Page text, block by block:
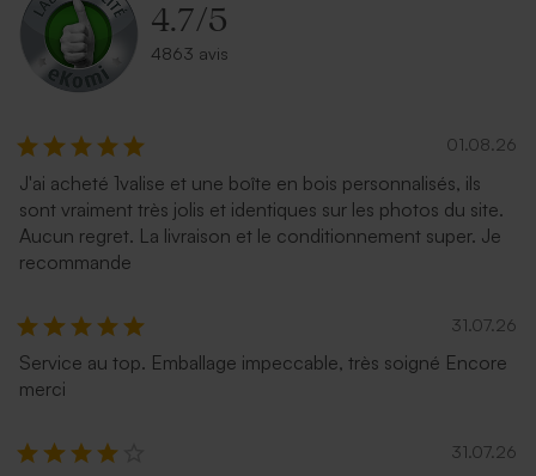
4.7/5
4863 avis
01.08.26
J'ai acheté 1valise et une boîte en bois personnalisés, ils
sont vraiment très jolis et identiques sur les photos du site.
Aucun regret. La livraison et le conditionnement super. Je
recommande
31.07.26
Service au top. Emballage impeccable, très soigné Encore
merci
31.07.26